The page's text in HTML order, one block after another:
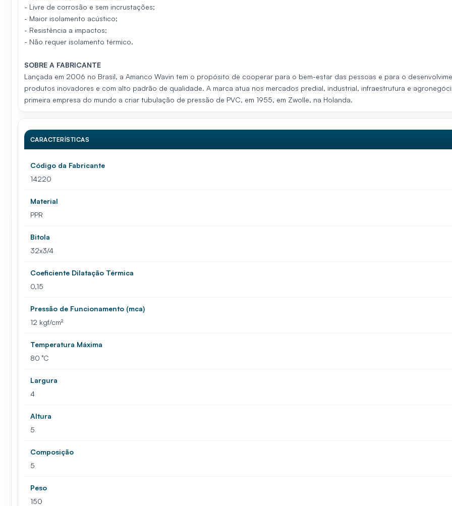
- Livre de corrosão e sem incrustações;
- Maior isolamento acústico;
- Resistência a impactos;
- Não requer isolamento térmico.
SOBRE A FABRICANTE
Lançada em 2006 no Brasil, a Amanco Wavin tem o propósito de cooperar para o bem-estar das pessoas e para o
produtos inovadores e com alto padrão de qualidade. A marca atua nos mercados predial, industrial, infraestrutura e
primeira empresa do mundo a criar tubulação de pressão de PVC, em 1955, em Zwolle, na Holanda.
CARACTERÍSTICAS
Código da Fabricante
14220
Material
PPR
Bitola
32x3/4
Coeficiente Dilatação Térmica
0,15
Pressão de Funcionamento (mca)
12 kgf/cm²
Temperatura Máxima
80 °C
Largura
4
Altura
5
Composição
5
Peso
150